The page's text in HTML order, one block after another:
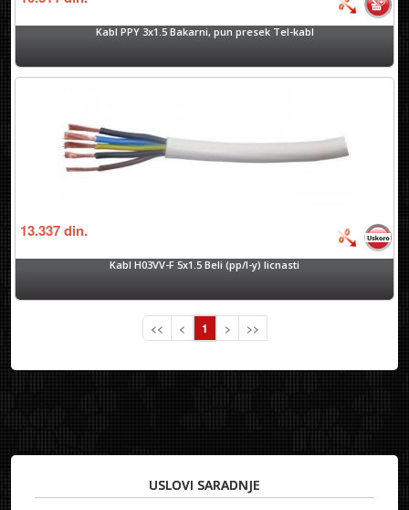
Kabl PPY 3x1.5 Bakarni, pun presek Tel-kabl
13.337din.
Kabl H03VV-F 5x1.5 Beli (pp/l-y) licnasti
<< < 1 > >>
USLOVI SARADNJE